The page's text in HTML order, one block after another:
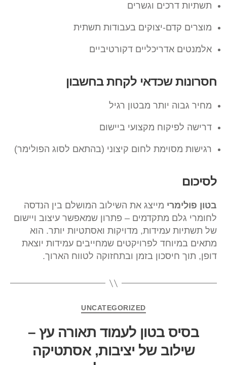
תשתיות דרכים וגשרים
מוצרים קדם-יצוקים בעבודות תשתית
אלמנטים אדריכליים דקורטיביים
חסרונות שכדאי לקחת בחשבון
מחיר גבוה יותר מבטון רגיל
דרישה לפיקוח מקצועי ביישום
רגישות מסוימת לחום קיצוני (בהתאם לסוג הפולימר)
לסיכום
בטון פולימרי מייצג את השילוב המושלם בין הנדסה
לחומרי גלם מתקדמים – פתרון שמאפשר עיצוב ויישום
של תשתיות עמידות, מדויקות ואסתטיות יותר. הוא
מתאים במיוחד לפרויקטים שמחייבים עמידות יוצאת
דופן, תוך חיסכון בזמן ובתחזוקה לטווח הארוך.
UNCATEGORIZED
בסיס בטון לעמוד תאורה עץ –
שילוב של יציבות, אסתטיקה